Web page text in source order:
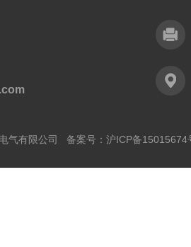
气有限公司 备案号： 沪ICP备15015674